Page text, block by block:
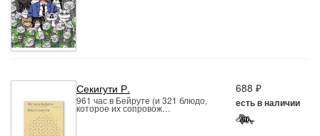
Секигути Р.
961 час в Бейруте (и 321 блюдо,
которое их сопровож…
688 ₽
есть в наличии